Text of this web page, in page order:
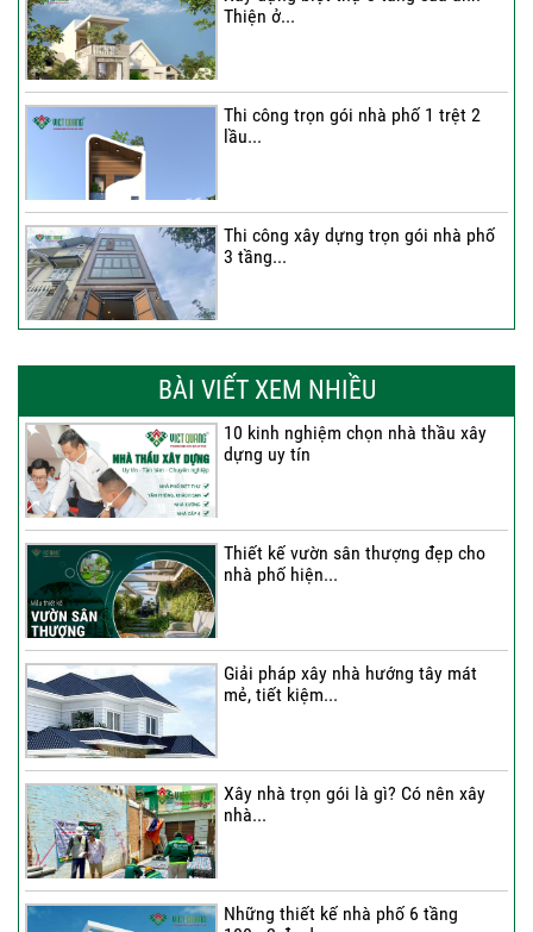
Thiện ở...
Thi công trọn gói nhà phố 1 trệt 2
lầu...
Thi công xây dựng trọn gói nhà phố
3 tầng...
Anh...
BÀI VIẾT XEM NHIỀU
10 kinh nghiệm chọn nhà thầu xây
dựng uy tín
Thiết kế vườn sân thượng đẹp cho
nhà phố hiện...
Giải pháp xây nhà hướng tây mát
mẻ, tiết kiệm...
Xây nhà trọn gói là gì? Có nên xây
nhà...
Những thiết kế nhà phố 6 tầng